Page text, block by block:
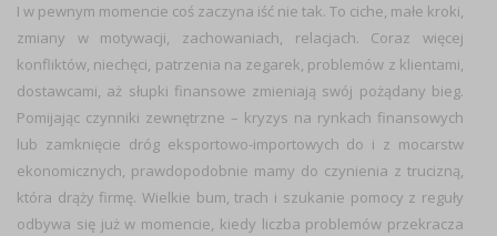
I w pewnym momencie coś zaczyna iść nie tak. To ciche, małe kroki,
zmiany w motywacji, zachowaniach, relacjach. Coraz więcej
konfliktów, niechęci, patrzenia na zegarek, problemów z klientami,
dostawcami, aż słupki finansowe zmieniają swój pożądany bieg.
Pomijając czynniki zewnętrzne – kryzys na rynkach finansowych
lub zamknięcie dróg eksportowo-importowych do i z mocarstw
ekonomicznych, prawdopodobnie mamy do czynienia z trucizną,
która drąży firmę. Wielkie bum, trach i szukanie pomocy z reguły
odbywa się już w momencie, kiedy liczba problemów przekracza